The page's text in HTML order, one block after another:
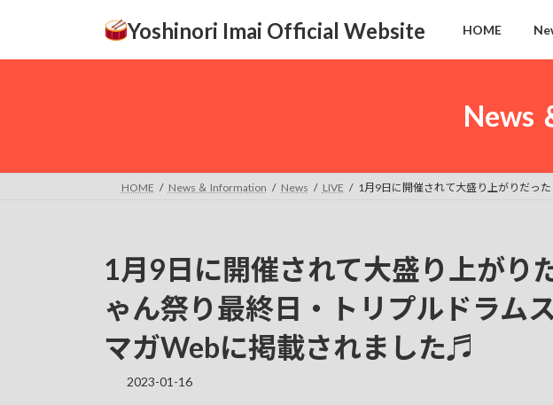
Yoshinori Imai Official Website HOME
News
HOME News ＆ Information News LIVE 1月9日に開催されて大盛り上がりだっ
1月9日に開催されて大盛り上がり
ゃん祭り最終日・トリプルドラム
マガWebに掲載されました♬
2023-01-16